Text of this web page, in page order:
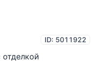
ID: 5011922